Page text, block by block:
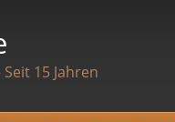
15 Jahren